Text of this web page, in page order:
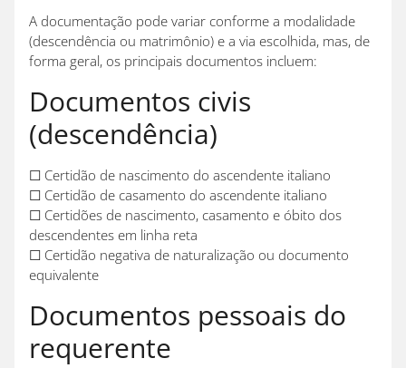
A documentação pode variar conforme a modalidade
(descendência ou matrimônio) e a via escolhida, mas, de
forma geral, os principais documentos incluem:
Documentos civis
(descendência)
☐ Certidão de nascimento do ascendente italiano
☐ Certidão de casamento do ascendente italiano
☐ Certidões de nascimento, casamento e óbito dos
descendentes em linha reta
☐ Certidão negativa de naturalização ou documento
equivalente
Documentos pessoais do
requerente